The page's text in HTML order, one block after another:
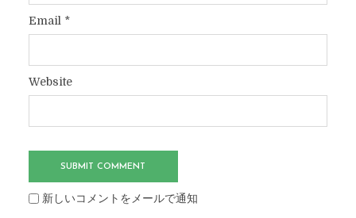
Email *
Website
新しいコメントをメールで通知